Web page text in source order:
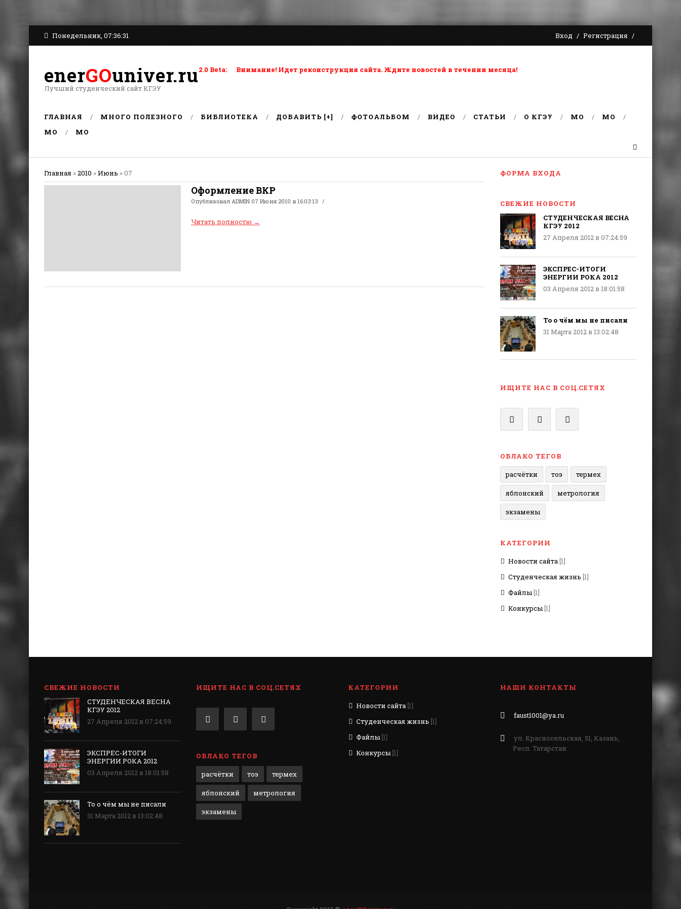
Понедельник, 07:36:31 Вход Регистрация
enerGOuniver.ru
Лучший студенческий сайт КГЭУ
2.0 Beta: Внимание! Идет реконструкция сайта. Ждите новостей в течении месяца!
ГЛАВНАЯ МНОГО ПОЛЕЗНОГО БИБЛИОТЕКА ДОБАВИТЬ [+] ФОТОАЛЬБОМ ВИДЕО СТАТЬИ О КГЭУ MO
MO
MO
MO
Главная »2010 »Июнь »07
Оформление ВКР
Опубликовал ADMIN 07 Июня 2010 в 16:03:13
Читать полностю →
ФОРМА ВХОДА
СВЕЖИЕ НОВОСТИ
СТУДЕНЧЕСКАЯ ВЕСНА
КГЭУ 2012
27 Апреля 2012 в 07:24:59
ЭКСПРЕС-ИТОГИ
ЭНЕРГИИ РОКА 2012
03 Апреля 2012 в 18:01:58
То о чём мы не писали
31 Марта 2012 в 13:02:48
ИЩИТЕ НАС В СОЦ.СЕТЯХ
ОБЛАКО ТЕГОВ
расчётки
тоэ термех
яблонский метрология
экзамены
КАТЕГОРИИ
Новости сайта[1]
Студенческая жизнь [1]
Файлы[1]
Конкурсы[1]
СВЕЖИЕ НОВОСТИ
СТУДЕНЧЕСКАЯ ВЕСНА
КГЭУ 2012
27 Апреля 2012 в 07:24:59
ЭКСПРЕС-ИТОГИ
ЭНЕРГИИ РОКА 2012
03 Апреля 2012 в 18:01:58
То о чём мы не писали
31 Марта 2012 в 13:02:48
ИЩИТЕ НАС В СОЦ.СЕТЯХ
ОБЛАКО ТЕГОВ
расчётки
тоэ термех
яблонский метрология
экзамены
КАТЕГОРИИ
Новости сайта [1]
Студенческая жизнь [1]
Файлы [1]
Конкурсы [1]
НАШИ КОНТАКТЫ
faust1001@ya.ru
ул. Красносельская, 51, Казань,
Респ. Татарстан